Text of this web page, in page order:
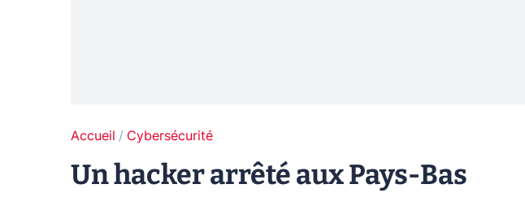
Accueil Cybersécurité
Un hacker arrêté aux Pays-Bas